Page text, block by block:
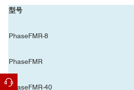
型号
PhaseFMR-8
PhaseFMR
PhaseFMR-40
上海科技大学